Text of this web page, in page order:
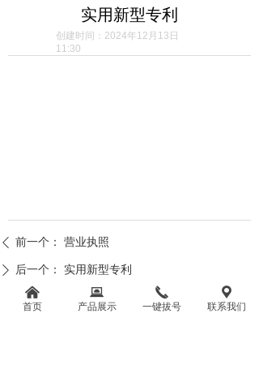
实用新型专利
创建时间： 2024年12月13日
11:30
ꄴ 前一个： 营业执照
ꄲ 后一个： 实用新型专利
낀
首页
뀵
产品展示
끅
一键拔号
끇
联系我们